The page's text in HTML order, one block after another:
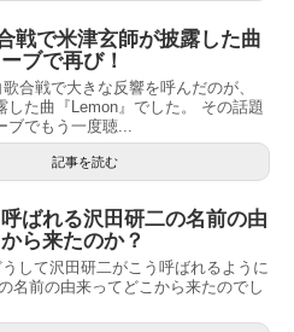
戦で米津玄師が披露した曲
ブで再び！
合戦で大きな反響を呼んだのが、
した曲『Lemon』でした。 その話題
でもう一度聴...
記事を読む
ばれる沢田研二の名前の由
ら来たのか？
うして沢田研二がこう呼ばれるように
名前の由来ってどこから来たのでし